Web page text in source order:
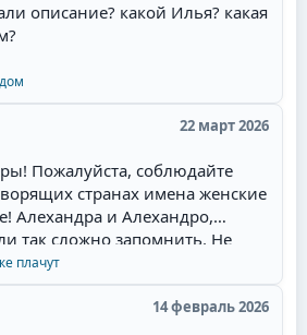
сложилась мысль, что это
из дамских любовных
на экране. Привлек сам
- пират.Отдельный респект
"любимейшего" сюжетного
это видит. Потом
о беременности, и герой, как
женится. Причём он может
сама его отпускает к
там ребёнок. При этом
И она выходит замуж
в неё парня, но в постель
описание? какой Илья? какая
22 март 2026
Пожалуйста, соблюдайте
странах имена женские
Алехандра и Алехандро,
так сложно запомнить. Не
Сантьяга - режет ухо!
окончание -о, а женские,
плачут
14 февраль 2026